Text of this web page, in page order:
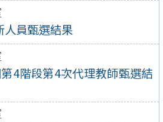
人員甄選結果
4階段第4次代理教師甄選結